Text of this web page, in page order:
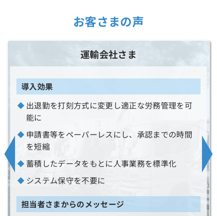
お客さまの声
運輸会社さま
導入効果
出退勤を打刻方式に変更し適正な労務管理を可
能に
申請書等をペーパーレスにし、承認までの時間
を短縮
蓄積したデータをもとに人事業務を標準化
システム保守を不要に
担当者さまからのメッセージ